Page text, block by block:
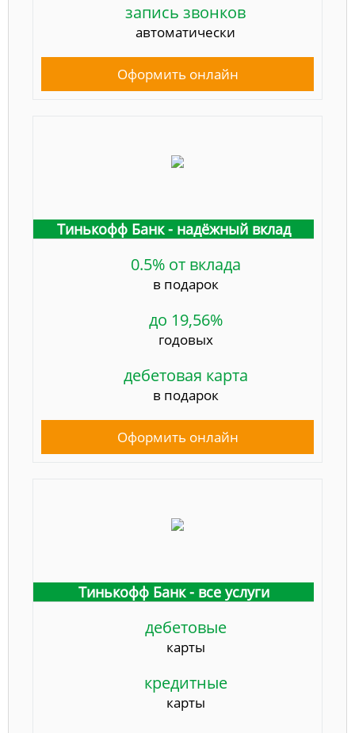
запись звонков
автоматически
Оформить онлайн
Тинькофф Банк - надёжный вклад
0.5% от вклада
в подарок
до 19,56%
годовых
дебетовая карта
в подарок
Оформить онлайн
Тинькофф Банк - все услуги
дебетовые
карты
кредитные
карты